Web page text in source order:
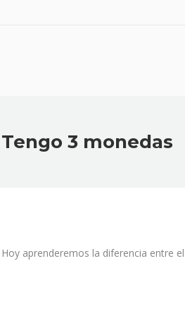
Tengo 3 monedas
Hoy aprenderemos la diferencia entre